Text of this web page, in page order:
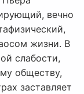
вечно
жизни. В
слабости,
обществу,
заставляет